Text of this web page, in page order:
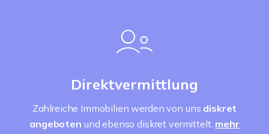
Direktvermittlung
Zahlreiche Immobilien werden von uns diskret
angeboten und ebenso diskret vermittelt. mehr